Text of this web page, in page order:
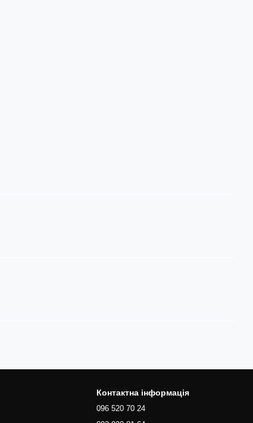
Контактна інформація
096 520 70 24